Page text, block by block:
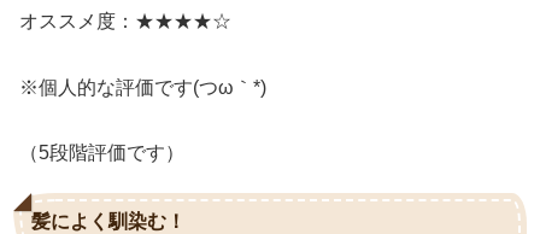
オススメ度：★★★★☆
※個人的な評価です(つω｀*)
（5段階評価です）
髪によく馴染む！